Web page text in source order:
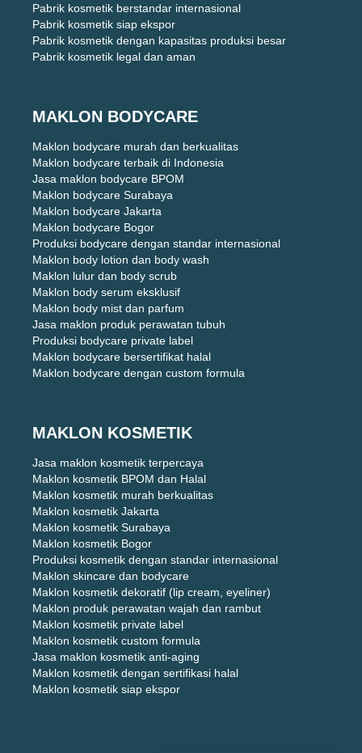
Pabrik kosmetik berstandar internasional
Pabrik kosmetik siap ekspor
Pabrik kosmetik dengan kapasitas produksi besar
Pabrik kosmetik legal dan aman
MAKLON BODYCARE
Maklon bodycare murah dan berkualitas
Maklon bodycare terbaik di Indonesia
Jasa maklon bodycare BPOM
Maklon bodycare Surabaya
Maklon bodycare Jakarta
Maklon bodycare Bogor
Produksi bodycare dengan standar internasional
Maklon body lotion dan body wash
Maklon lulur dan body scrub
Maklon body serum eksklusif
Maklon body mist dan parfum
Jasa maklon produk perawatan tubuh
Produksi bodycare private label
Maklon bodycare bersertifikat halal
Maklon bodycare dengan custom formula
MAKLON KOSMETIK
Jasa maklon kosmetik terpercaya
Maklon kosmetik BPOM dan Halal
Maklon kosmetik murah berkualitas
Maklon kosmetik Jakarta
Maklon kosmetik Surabaya
Maklon kosmetik Bogor
Produksi kosmetik dengan standar internasional
Maklon skincare dan bodycare
Maklon kosmetik dekoratif (lip cream, eyeliner)
Maklon produk perawatan wajah dan rambut
Maklon kosmetik private label
Maklon kosmetik custom formula
Jasa maklon kosmetik anti-aging
Maklon kosmetik dengan sertifikasi halal
Maklon kosmetik siap ekspor